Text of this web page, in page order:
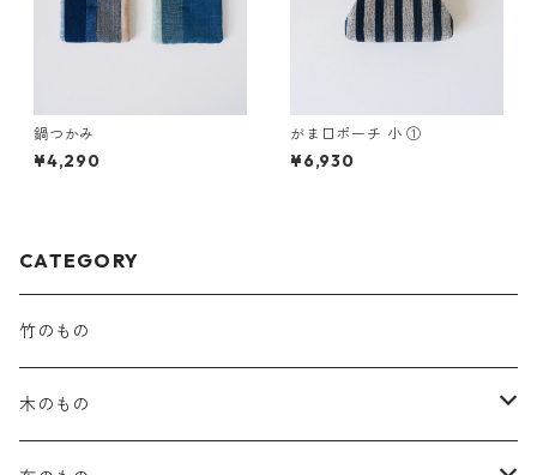
鍋つかみ
¥4,290
がま口ポーチ 小 ①
¥6,930
CATEGORY
竹のもの
木のもの